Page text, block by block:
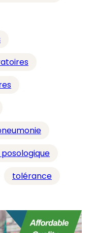
tolérance